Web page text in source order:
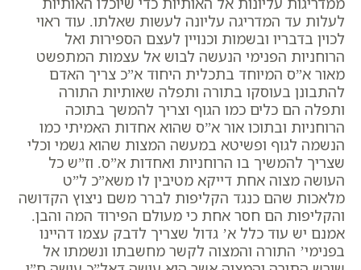
לעלות עד המדריגה עליונה לעשות שאלתו. עוד ראוי
לכוין בדבריו ובשמות וכנויין לעצם הספירות ואל
הרוחניות הפנימי הנעשה לבוש אל עצמות המתפשט
מאור א”ס המיוחד בתכלית היחוד א”כ צריך האדם
להתבונן בעוסקו בתורה ותפלה שאותיות התורה
ותפלה הם כלים כמו הגוף וצריך להמשך בתוכה
הרוחניות ובתוכו אור א”ס שהוא אחדות האמיתי כמו
הנשמה לגוף ופשיטא במעשה המצות שהוא גשמי וכלי
שצריך להמשיך בו הרוחניות ואחדות א”ס. וז”ש כל
העושה מצוה אחת דייקא מטיבין לו משא”כ ל”ט
מלאכות שהם כנגד הקליפות לברר משם ניצוץ הקדושה
והקליפות הם חסר אחת כי מעולם הפירוד המה והבן.
אמנם יש עוד כלל א’ גדול שצריך לדבק עצמו דהיינו
בפנימי’ התורה והמצוה לקשר מחשבתו ונשמתו אל